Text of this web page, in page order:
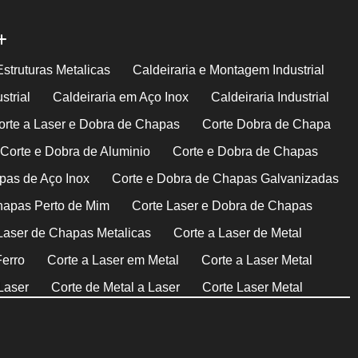
Metalicas
Caldeiraria e Montagem Industrial
Caldeiraria em Aço Inox
Caldeiraria Industrial
a Laser e Dobra de Chapas
Corte Dobra de Chapa
Corte e Dobra de Aluminio
Corte e Dobra de Chapas
de Aço Inox
Corte e Dobra de Chapas Galvanizadas
Perto de Mim
Corte Laser e Dobra de Chapas
de Chapas Metalicas
Corte a Laser de Metal
Corte a Laser em Metal
Corte a Laser Metal
Corte de Metal a Laser
Corte Laser Metal
em Plasma